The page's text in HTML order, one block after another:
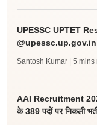
UPESSC UPTET
@upessc.up.gov.in
Santosh Kumar | 5 mins
AAI Recruitment
के 389 पदों पर निकली